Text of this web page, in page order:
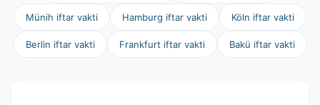
Münih iftar vakti Hamburg iftar vakti Köln iftar vakti
Berlin iftar vakti Frankfurt iftar vakti Bakü iftar vakti